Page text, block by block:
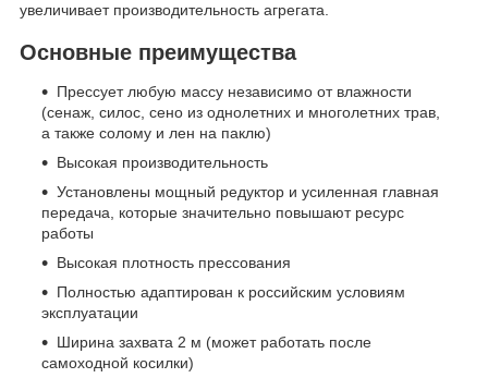
увеличивает производительность агрегата.
Основные преимущества
Прессует любую массу независимо от влажности
(сенаж, силос, сено из однолетних и многолетних трав,
а также солому и лен на паклю)
Высокая производительность
Установлены мощный редуктор и усиленная главная
передача, которые значительно повышают ресурс
работы
Высокая плотность прессования
Полностью адаптирован к российским условиям
эксплуатации
Ширина захвата 2 м (может работать после
самоходной косилки)